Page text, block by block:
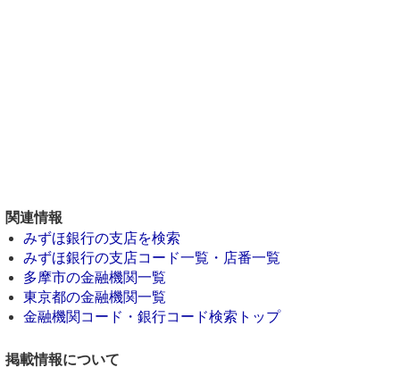
関連情報
みずほ銀行の支店を検索
みずほ銀行の支店コード一覧・店番一覧
多摩市の金融機関一覧
東京都の金融機関一覧
金融機関コード・銀行コード検索トップ
掲載情報について